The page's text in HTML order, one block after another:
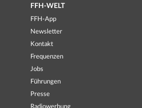
FFH-WELT
FFH-App
Newsletter
Kontakt
Frequenzen
Jobs
Führungen
Presse
Radiowerbung